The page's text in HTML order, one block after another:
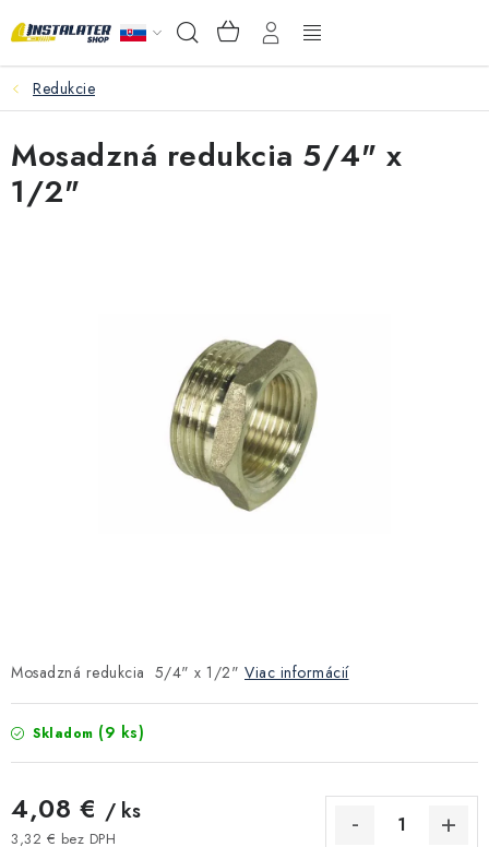
na
Hľadať NÁKUPNÝ
KOŠÍK
Ventily a armatúry
Meranie a regulácia
Filtrovanie a úprava vody
Záhrada a závlaha
Vetranie a rekuperácia
VEĽKOOBCHOD
AKO VYBRAŤ?
PREDAJŇA - RAKOVÁ
Redukcie
Mosadzná redukcia 5/4" x 1/2" Viac informácií
Skladom (9 ks)
4,08 € / ks
3,32 € bez DPH
Mosadzná redukcia 5/4" x
1/2"